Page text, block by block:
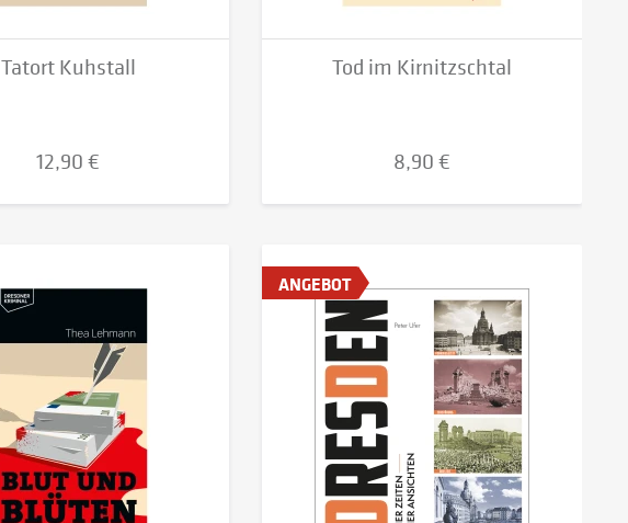
Tatort Kuhstall
12,90 €
Tod im Kirnitzschtal
8,90 €
ANGEBOT